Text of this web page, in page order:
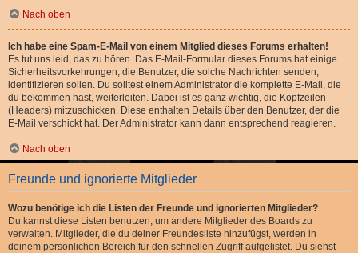
Nach oben
Ich habe eine Spam-E-Mail von einem Mitglied dieses Forums erhalten!
Es tut uns leid, das zu hören. Das E-Mail-Formular dieses Forums hat einige
Sicherheitsvorkehrungen, die Benutzer, die solche Nachrichten senden,
identifizieren sollen. Du solltest einem Administrator die komplette E-Mail, die
du bekommen hast, weiterleiten. Dabei ist es ganz wichtig, die Kopfzeilen
(Headers) mitzuschicken. Diese enthalten Details über den Benutzer, der die
E-Mail verschickt hat. Der Administrator kann dann entsprechend reagieren.
Nach oben
Freunde und ignorierte Mitglieder
Wozu benötige ich die Listen der Freunde und ignorierten Mitglieder?
Du kannst diese Listen benutzen, um andere Mitglieder des Boards zu
verwalten. Mitglieder, die du deiner Freundesliste hinzufügst, werden in
deinem persönlichen Bereich für den schnellen Zugriff aufgelistet. Du siehst